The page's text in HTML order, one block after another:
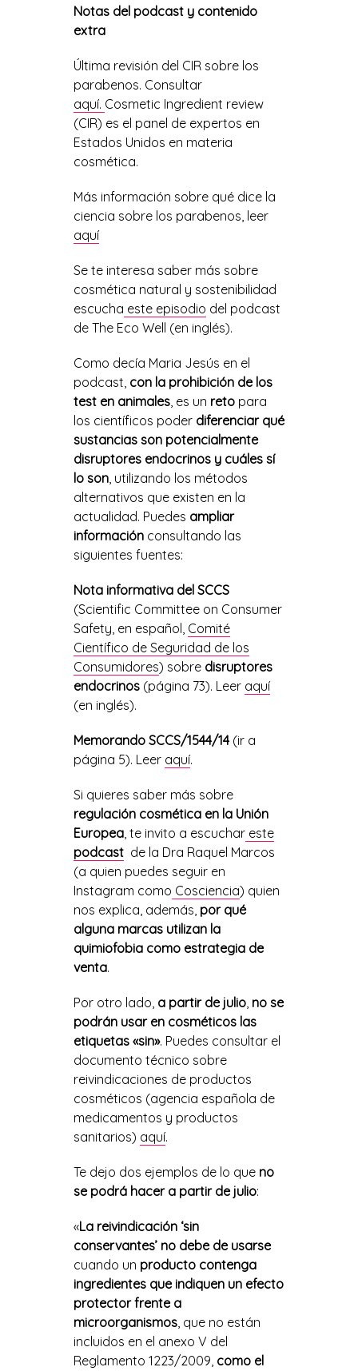
Notas del podcast y contenido
extra
Última revisión del CIR sobre los
parabenos. Consultar
aquí. Cosmetic Ingredient review
(CIR) es el panel de expertos en
Estados Unidos en materia
cosmética.
Más información sobre qué dice la
ciencia sobre los parabenos, leer
aquí
Se te interesa saber más sobre
cosmética natural y sostenibilidad
escucha este episodio del podcast
de The Eco Well (en inglés).
Como decía Maria Jesús en el
podcast, con la prohibición de los
test en animales, es un retopara
los científicos poderdiferenciar qué
sustancias son potencialmente
disruptores endocrinos y cuáles sí
lo son, utilizando los métodos
alternativos que existen en la
actualidad. Puedes ampliar
información consultando las
siguientes fuentes:
Nota informativa del SCCS
(Scientific Committee on Consumer
Safety, en español, Comité
Científico de Seguridad de los
Consumidores) sobredisruptores
endocrinos(página 73). Leer aquí
(en inglés).
Memorando SCCS/1544/14(ir a
página 5). Leer aquí.
Si quieres saber más sobre
regulación cosmética en la Unión
Europea, te invito a escuchareste
podcastde la Dra Raquel Marcos
(a quien puedes seguir en
Instagram como Cosciencia) quien
nos explica, además, por qué
alguna marcas utilizan la
quimiofobia como estrategia de
venta.
Por otro lado, a partir de julio,no se
podrán usar en cosméticos las
etiquetas «sin». Puedes consultar el
documento técnico sobre
reivindicaciones de productos
cosméticos (agencia española de
medicamentos y productos
sanitarios) aquí.
Te dejo dos ejemplos de lo queno
se podrá hacer a partir de julio:
«La reivindicación ‘sin
conservantes’ no debe de usarse
cuando un producto contenga
ingredientes que indiquen un efecto
protector frente a
microorganismos, que no están
incluidos en el anexo V del
Reglamento 1223/2009,como el